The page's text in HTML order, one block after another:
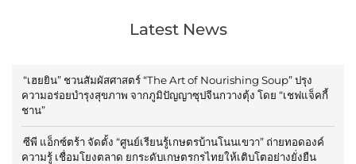
Latest News
“เฮยยิน” ชวนสัมผัสศาสตร์ “The Art of Nourishing Soup” ปรุง
ความอร่อยบำรุงสุขภาพ จากภูมิปัญญาซุปจีนกวางตุ้ง โดย “เชฟแจ็คกี้
ชาน”
ซีพี แอ็กซ์ตร้า จัดตั้ง “ศูนย์เรียนรู้เกษตรบ้านโนนเขวา” ถ่ายทอดองค์
ความรู้ เชื่อมโยงตลาด ยกระดับเกษตรกรไทยให้เติบโตอย่างยั่งยืน